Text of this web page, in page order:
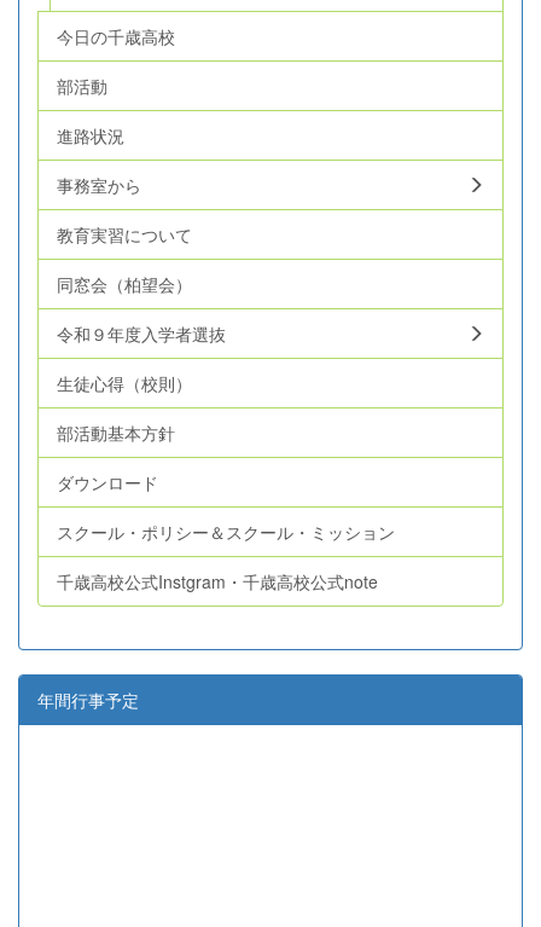
今日の千歳高校
部活動
進路状況
事務室から
教育実習について
同窓会（柏望会）
令和９年度入学者選抜
生徒心得（校則）
部活動基本方針
ダウンロード
スクール・ポリシー＆スクール・ミッション
千歳高校公式Instgram・千歳高校公式note
年間行事予定